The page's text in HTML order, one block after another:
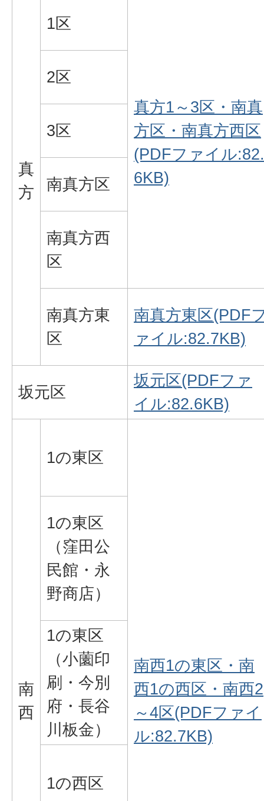
真
方
1区
真方1～3区・南真
方区・南真方西区
(PDFファイル:82.
6KB)
2区
3区
南真方区
南真方西
区
南真方東
区
南真方東区(PDF
ァイル:82.7KB)
坂元区
坂元区(PDFファ
イル:82.6KB)
南
西
1の東区
南西1の東区・南
西1の西区・南西2
～4区(PDFファイ
ル:82.7KB)
1の東区
（窪田公
民館・永
野商店）
1の東区
（小薗印
刷・今別
府・長谷
川板金）
1の西区